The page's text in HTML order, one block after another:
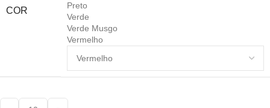
COR
Preto
Verde
Verde Musgo
Vermelho